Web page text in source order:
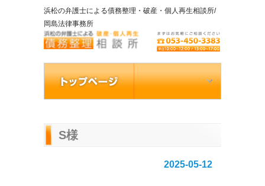
浜松の弁護士による債務整理・破産・個人再生相談所/
岡島法律事務所
S様
2025-05-12